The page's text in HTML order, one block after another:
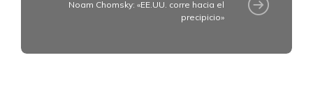
Noam Chomsky: «EE.UU. corre hacia el
precipicio»